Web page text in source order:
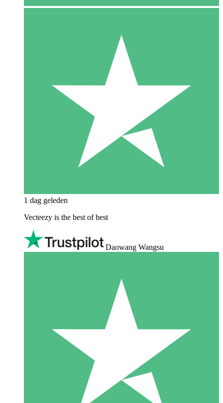
1 dag geleden
Vecteezy is the best of best
Daowang Wangsu